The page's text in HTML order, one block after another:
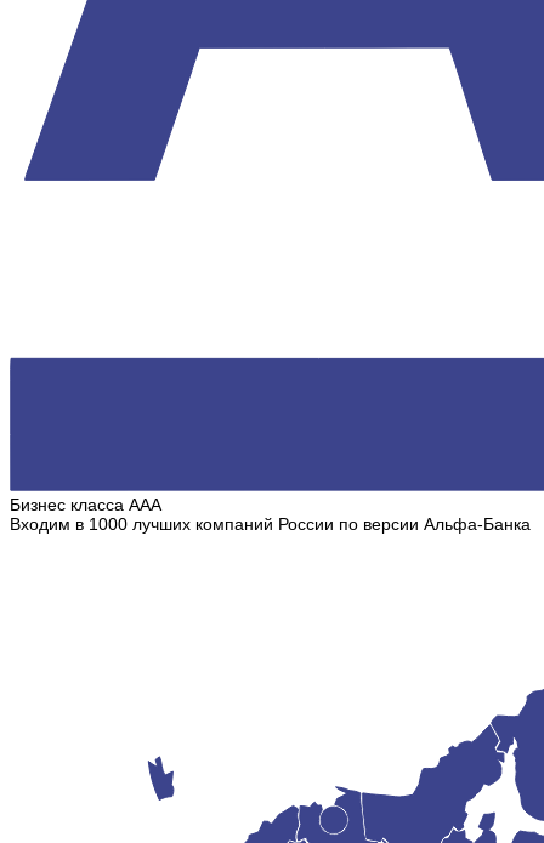
Бизнес класса ААА
Входим в 1000 лучших компаний России по версии Альфа-Банка